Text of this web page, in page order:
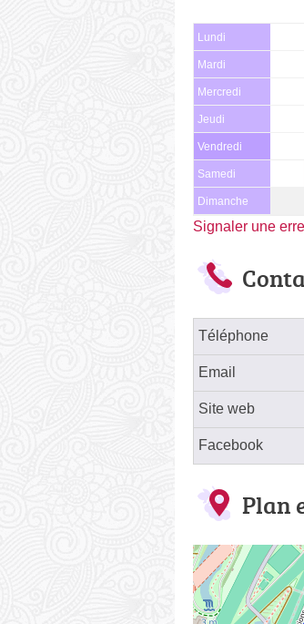
Lundi
Mardi
Mercredi
Jeudi
Vendredi
Samedi
Dimanche
Signaler une
Téléphone
Email
Site web
Facebook
Plan